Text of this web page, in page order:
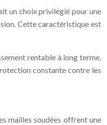
un choix privilégié pour une
Cette caractéristique est
rentable à long terme,
constante contre les
mailles soudées offrent une